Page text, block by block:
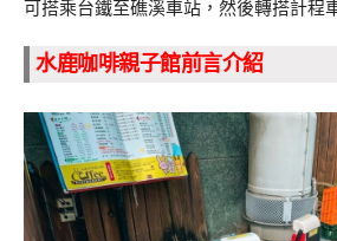
可搭乘台鐵至礁溪車站，然後轉搭計程
水鹿咖啡親子館前言介紹